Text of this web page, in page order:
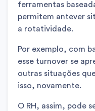
ferramentas
permitem antever
a rotatividade.
Por exemplo, com
esse turnover se
outras situações
isso, novamente.
O RH, assim, pode